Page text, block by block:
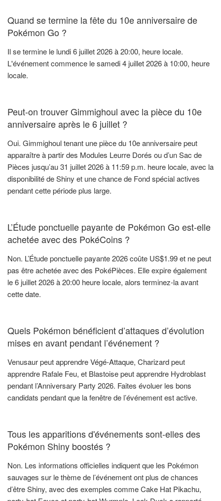
Quand se termine la fête du 10e anniversaire de
Pokémon Go ?
Il se termine le lundi 6 juillet 2026 à 20:00, heure locale.
L'événement commence le samedi 4 juillet 2026 à 10:00, heure
locale.
Peut-on trouver Gimmighoul avec la pièce du 10e
anniversaire après le 6 juillet ?
Oui. Gimmighoul tenant une pièce du 10e anniversaire peut
apparaître à partir des Modules Leurre Dorés ou d’un Sac de
Pièces jusqu’au 31 juillet 2026 à 11:59 p.m. heure locale, avec la
disponibilité de Shiny et une chance de Fond spécial actives
pendant cette période plus large.
L’Étude ponctuelle payante de Pokémon Go est-elle
achetée avec des PokéCoins ?
Non. L’Étude ponctuelle payante 2026 coûte US$1.99 et ne peut
pas être achetée avec des PokéPièces. Elle expire également
le 6 juillet 2026 à 20:00 heure locale, alors terminez-la avant
cette date.
Quels Pokémon bénéficient d’attaques d’évolution
mises en avant pendant l’événement ?
Venusaur peut apprendre Végé-Attaque, Charizard peut
apprendre Rafale Feu, et Blastoise peut apprendre Hydroblast
pendant l’Anniversary Party 2026. Faites évoluer les bons
candidats pendant que la fenêtre de l’événement est active.
Tous les apparitions d'événements sont-elles des
Pokémon Shiny boostés ?
Non. Les informations officielles indiquent que les Pokémon
sauvages sur le thème de l’événement ont plus de chances
d’être Shiny, avec des exemples comme Cake Hat Pikachu,